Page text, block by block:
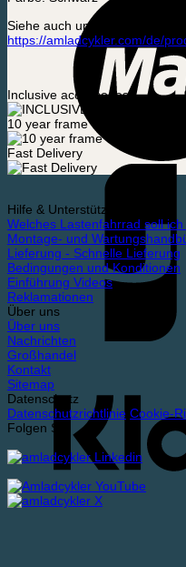
Siehe auch unseren
https://amladcykler.com/de/
Inclusive accessories
10 year frame warranty
Fast Delivery
Hilfe & Unterstützung
Welches Lastenfahrrad soll
Montage- und
Lieferung - Schnelle Lieferung
Bedingungen und Konditionen
Einführung Videos
Reklamationen
Über uns
Über uns
Nachrichten
Großhandel
Kontakt
Sitemap
Datenschutz
Datenschutzrichtlinie Cookie-
Folgen Sie